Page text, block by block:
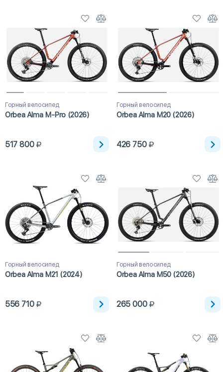
Горный велосипед
Orbea Alma M-Pro (2026)
517 800
Горный велосипед
Orbea Alma M20 (2026)
426 750
Горный велосипед
Orbea Alma M21 (2024)
556 710
Горный велосипед
Orbea Alma M50 (2026)
265 000